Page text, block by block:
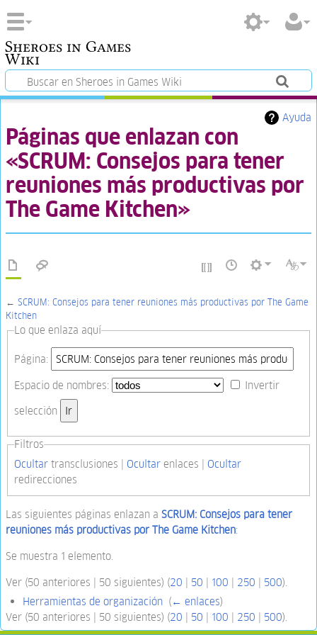
Sheroes in Games
Wiki
Ayuda
Páginas que enlazan con
«SCRUM: Consejos para tener
reuniones más productivas por
The Game Kitchen»
← SCRUM: Consejos para tener reuniones más productivas por The Game
Kitchen
Lo que enlaza aquí
Página:
Espacio de nombres:
Invertir
selección
Filtros
Ocultar transclusiones | Ocultar enlaces | Ocultar
redirecciones
Las siguientes páginas enlazan a SCRUM: Consejos para tener
reuniones más productivas por The Game Kitchen:
Se muestra 1 elemento.
Ver (50 anteriores | 50 siguientes) (20 50 100 250 500).
Herramientas de organización (← enlaces)
Ver (50 anteriores | 50 siguientes) (20 | 50 | 100 | 250 | 500).